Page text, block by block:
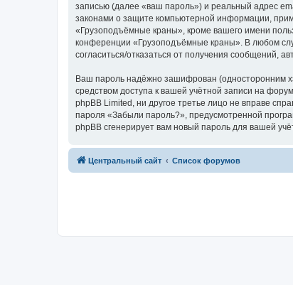
записью (далее «ваш пароль») и реальный адрес
законами о защите компьютерной информации,
«Грузоподъёмные краны», кроме вашего имени
конференции «Грузоподъёмные краны». В любом
согласиться/отказаться от получения сообщений,
Ваш пароль надёжно зашифрован (односторонним
средством доступа к вашей учётной записи на
phpBB Limited, ни другое третье лицо не вправе
пароля «Забыли пароль?», предусмотренной
phpBB сгенерирует вам новый пароль для вашей
Центральный сайт Список форумов